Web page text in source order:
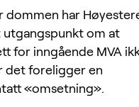
dommen har
om at
for inngående MVA
det foreligger en
«omsetning».